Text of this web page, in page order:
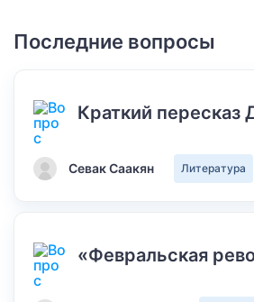
Последние вопросы
Краткий пересказ
Севак Саакян Литература
«Февральская